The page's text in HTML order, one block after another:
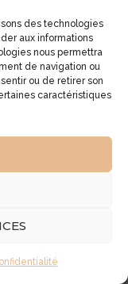
des technologies
aux informations
nous permettra
de navigation ou
ou de retirer son
caractéristiques